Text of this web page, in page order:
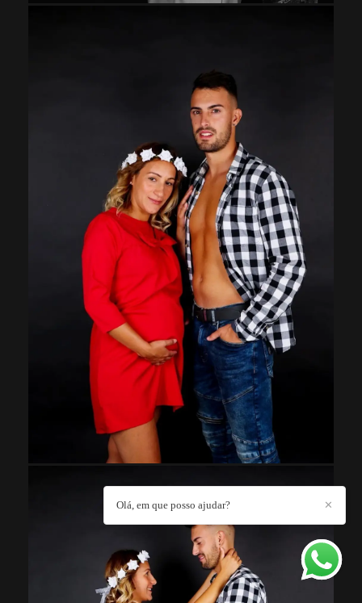
✕
Olá, em que posso ajudar?